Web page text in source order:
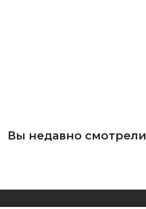
Вы недавно смотрели